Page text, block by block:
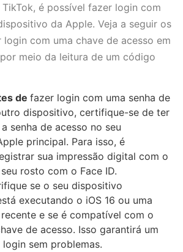
é possível fazer login com
da Apple. Veja a seguir os
login com uma chave de acesso em
meio da leitura de um código
de fazer login com uma senha de
dispositivo, certifique-se de ter
senha de acesso no seu
principal. Para isso, é
sua impressão digital com o
rosto com o Face ID.
se o seu dispositivo
executando o iOS 16 ou uma
e se é compatível com o
de acesso. Isso garantirá um
sem problemas.